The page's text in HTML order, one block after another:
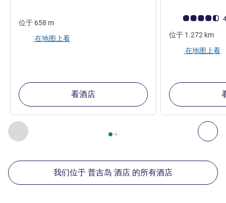
上一个 - 我们在附近的其他酒店 下
第 1页，共 , 我们在附近的其他酒店 1 :, 我们在附近的
位于 658 m
在地图上看
看酒店
客户意见评级
位于 1.272 km
在地图上看
我们位于 普吉岛 酒店 的所有酒店